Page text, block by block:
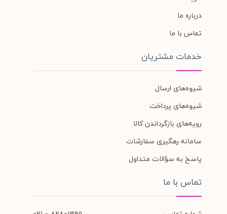
درباره ما
تماس با ما
خدمات مشتریان
شیوه‌های ارسال
شیوه‌های پرداخت
رویه‌های بازگرداندن کالا
سامانه رهگیری سفارشات
پاسخ به سؤالات متداول
تماس با ما